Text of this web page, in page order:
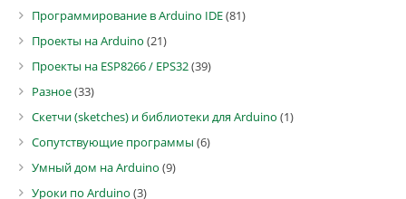
Программирование в Arduino IDE(81)
Проекты на Arduino (21)
Проекты на ESP8266 / EPS32(39)
Разное(33)
Скетчи (sketches) и библиотеки для Arduino (1)
Сопутствующие программы (6)
Умный дом на Arduino (9)
Уроки по Arduino (3)